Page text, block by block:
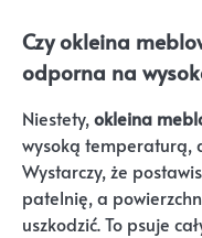
Czy okleina
odporna na
Niestety, okleina
wysoką temperaturą,
Wystarczy, że
patelnię, a
uszkodzić. To psuje